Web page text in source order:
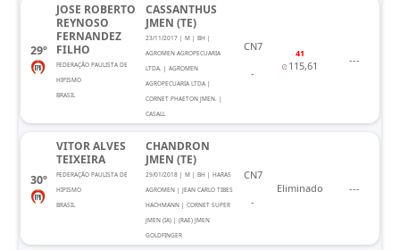
29º
JOSE ROBERTO
REYNOSO
FERNANDEZ
FILHO
FEDERAÇÃO PAULISTA DE
HIPISMO
BRASIL
CASSANTHUS
JMEN (TE)
23/11/2017 | M | BH |
AGROMEN AGROPECUARIA
LTDA. | AGROMEN
AGROPECUARIA LTDA |
CORNET PHAETON JMEN. |
CASALL
CN7
-
41
115,61 ---
30º
VITOR ALVES
TEIXEIRA
FEDERAÇÃO PAULISTA DE
HIPISMO
BRASIL
CHANDRON
JMEN (TE)
29/01/2018 | M | BH | HARAS
AGROMEN | JEAN CARLO TIBES
HACHMANN | CORNET SUPER
JMEN (IA) | (RAE) JMEN
GOLDFINGER
CN7
-
Eliminado ---